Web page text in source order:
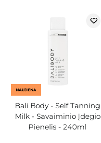
NAUJIENA
Bali Body - Self Tanning
Milk - Savaiminio Įdegio
Pienelis - 240ml